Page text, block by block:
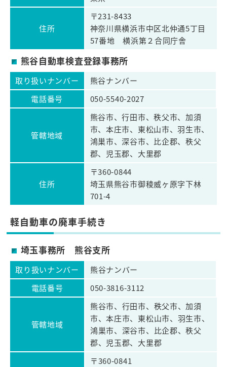
住所
〒231-8433
神奈川県横浜市中区北仲通5丁目
57番地 横浜第２合同庁舎
熊谷自動車検査登録事務所
取り扱いナンバー
熊谷ナンバー
電話番号
050-5540-2027
管轄地域
熊谷市、行田市、秩父市、加須
市、本庄市、東松山市、羽生市、
鴻巣市、深谷市、比企郡、秩父
郡、児玉郡、大里郡
住所
〒360-0844
埼玉県熊谷市御稜威ヶ原字下林
701-4
軽自動車の廃車手続き
埼玉事務所 熊谷支所
取り扱いナンバー
熊谷ナンバー
電話番号
050-3816-3112
管轄地域
熊谷市、行田市、秩父市、加須
市、本庄市、東松山市、羽生市、
鴻巣市、深谷市、比企郡、秩父
郡、児玉郡、大里郡
〒360-0841